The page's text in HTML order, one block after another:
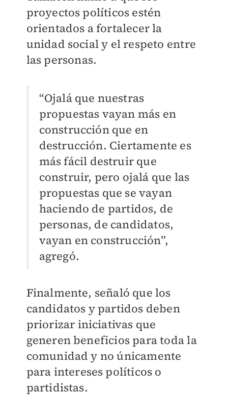
proyectos políticos estén
orientados a fortalecer la
unidad social y el respeto entre
las personas.
“Ojalá que nuestras
propuestas vayan más en
construcción que en
destrucción. Ciertamente es
más fácil destruir que
construir, pero ojalá que las
propuestas que se vayan
haciendo de partidos, de
personas, de candidatos,
vayan en construcción”,
agregó.
Finalmente, señaló que los
candidatos y partidos deben
priorizar iniciativas que
generen beneficios para toda la
comunidad y no únicamente
para intereses políticos o
partidistas.